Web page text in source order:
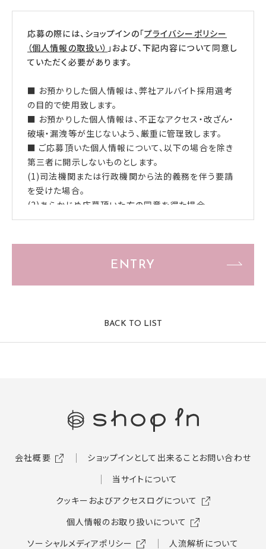
応募の際には、ショップインの「プライバシーポリシー
（個人情報の取扱い） 」および、下記内容について同意し
ていただく必要があります。
■ お預かりした個人情報は、弊社アルバイト採用選考
の目的で使用致します。
■ お預かりした個人情報は、不正なアクセス・改ざん・
破壊・漏洩等が生じないよう、厳重に管理致します。
■ ご応募頂いた個人情報について、以下の場合を除き
第三者に開示しないものとします。
(1)司法機関または行政機関から法的義務を伴う要請
を受けた場合。
(2)あらかじめ応募頂いた方の同意を得た場合。
ENTRY
BACK TO LIST
会社概要 ショップインとして出来ることお問い合わせ
当サイトについて
クッキーおよびアクセスログについて
個人情報のお取り扱いについて
ソーシャルメディアポリシー
人流解析について